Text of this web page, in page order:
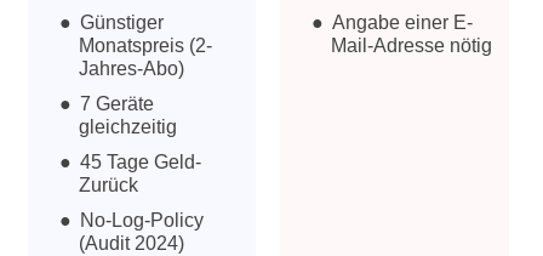
Günstiger
Monatspreis (2-
Jahres-Abo)
7 Geräte
gleichzeitig
45 Tage Geld-
Zurück
No-Log-Policy
(Audit 2024)
Angabe einer E-
Mail-Adresse nötig